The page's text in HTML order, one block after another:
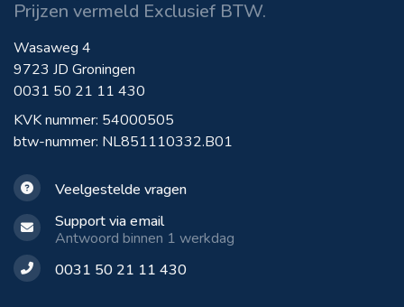
Prijzen vermeld Exclusief BTW.
Wasaweg 4
9723 JD Groningen
0031 50 21 11 430
KVK nummer: 54000505
btw-nummer: NL851110332.B01
Veelgestelde vragen
Support via email
Antwoord binnen 1 werkdag
0031 50 21 11 430